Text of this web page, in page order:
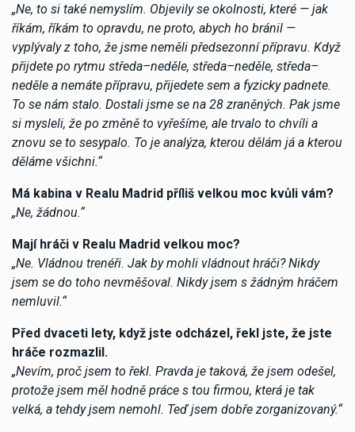
„Ne, to si také nemyslím. Objevily se okolnosti, které — jak
říkám, říkám to opravdu, ne proto, abych ho bránil —
vyplývaly z toho, že jsme neměli předsezonní přípravu. Když
přijdete po rytmu středa–neděle, středa–neděle, středa–
neděle a nemáte přípravu, přijedete sem a fyzicky padnete.
To se nám stalo. Dostali jsme se na 28 zraněných. Pak jsme
si mysleli, že po změně to vyřešíme, ale trvalo to chvíli a
znovu se to sesypalo. To je analýza, kterou dělám já a kterou
děláme všichni.“
Má kabina v Realu Madrid příliš velkou moc kvůli vám?
„Ne, žádnou.“
Mají hráči v Realu Madrid velkou moc?
„Ne. Vládnou trenéři. Jak by mohli vládnout hráči? Nikdy
jsem se do toho nevměšoval. Nikdy jsem s žádným hráčem
nemluvil.“
Před dvaceti lety, když jste odcházel, řekl jste, že jste
hráče rozmazlil.
„Nevím, proč jsem to řekl. Pravda je taková, že jsem odešel,
protože jsem měl hodně práce s tou firmou, která je tak
velká, a tehdy jsem nemohl. Teď jsem dobře zorganizovaný.“